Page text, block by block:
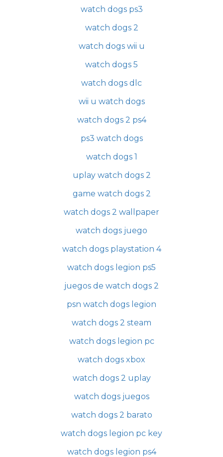
watch dogs ps3
watch dogs 2
watch dogs wii u
watch dogs 5
watch dogs dlc
wii u watch dogs
watch dogs 2 ps4
ps3 watch dogs
watch dogs 1
uplay watch dogs 2
game watch dogs 2
watch dogs 2 wallpaper
watch dogs juego
watch dogs playstation 4
watch dogs legion ps5
juegos de watch dogs 2
psn watch dogs legion
watch dogs 2 steam
watch dogs legion pc
watch dogs xbox
watch dogs 2 uplay
watch dogs juegos
watch dogs 2 barato
watch dogs legion pc key
watch dogs legion ps4